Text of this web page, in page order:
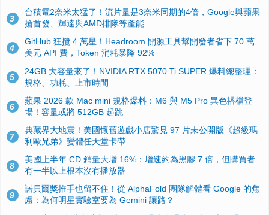
3
台積電2奈米太猛了！流片量是3奈米同期的4倍，Google與蘋果
搶首發、輝達與AMD排隊等產能
4
GitHub 狂攬 4 萬星！Headroom 開源工具幫開發者省下 70 萬
美元 API 費，Token 消耗暴降 92%
5
24GB 大容量來了！NVIDIA RTX 5070 Ti SUPER 爆料總整理：
規格、功耗、上市時間
6
蘋果 2026 款 Mac mini 規格爆料：M6 與 M5 Pro 異色搭檔登
場！容量或將 512GB 起跳
7
典藏界大地震！美國懷舊遊戲小店驚見 97 片未公開版《超級瑪
利歐兄弟》變體任天堂卡帶
8
美國上半年 CD 銷量大增 16%：增速約為黑膠 7 倍，但購買者
有一半以上根本沒有播放器
9
諾貝爾獎推手也留不住！從 AlphaFold 團隊解體看 Google 的焦
慮：為何明星實驗室要為 Gemini 讓路？